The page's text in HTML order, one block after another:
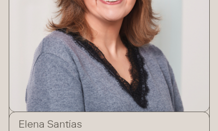
Elena Santías